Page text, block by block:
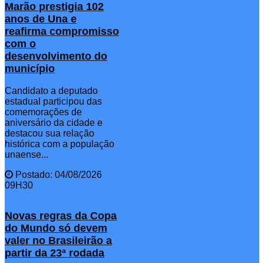
Marão prestigia 102
anos de Una e
reafirma compromisso
com o
desenvolvimento do
município
Candidato a deputado
estadual participou das
comemorações de
aniversário da cidade e
destacou sua relação
histórica com a população
unaense...
Postado: 04/08/2026
09H30
Novas regras da Copa
do Mundo só devem
valer no Brasileirão a
partir da 23ª rodada